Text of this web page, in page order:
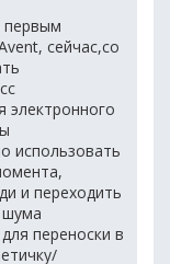
первым
сейчас,со
электронного
использовать
и переходить
шума
переноски в